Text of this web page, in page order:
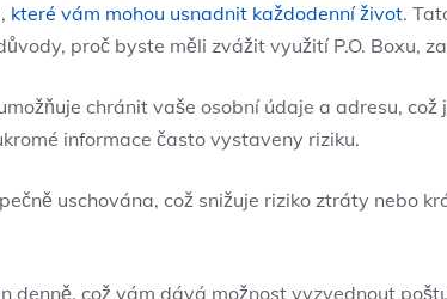
které vám mohou usnadnit každodenní život.
proč byste měli zvážit využití P.O. Boxu,
chránit vaše osobní údaje a adresu, což
informace často vystaveny riziku.
uschována, což snižuje riziko ztráty nebo
denně, což vám dává možnost vyzvednout